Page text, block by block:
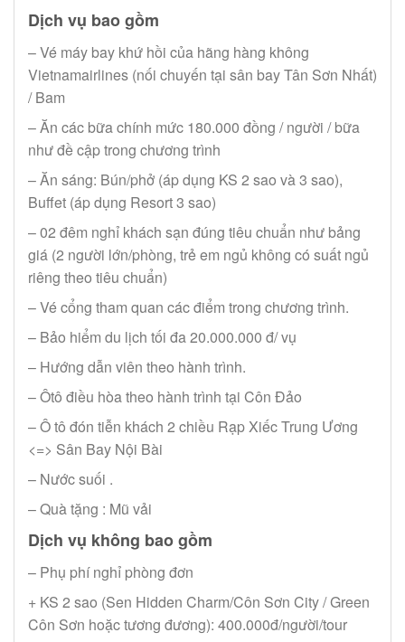
Dịch vụ bao gồm
– Vé máy bay khứ hồi của hãng hàng không
Vietnamairlines (nối chuyến tại sân bay Tân Sơn Nhất)
/ Bam
– Ăn các bữa chính mức 180.000 đồng / người / bữa
như đề cập trong chương trình
– Ăn sáng: Bún/phở (áp dụng KS 2 sao và 3 sao),
Buffet (áp dụng Resort 3 sao)
– 02 đêm nghỉ khách sạn đúng tiêu chuẩn như bảng
giá (2 người lớn/phòng, trẻ em ngủ không có suất ngủ
riêng theo tiêu chuẩn)
– Vé cổng tham quan các điểm trong chương trình.
– Bảo hiểm du lịch tối đa 20.000.000 đ/ vụ
– Hướng dẫn viên theo hành trình.
– Ôtô điều hòa theo hành trình tại Côn Đảo
– Ô tô đón tiễn khách 2 chiều Rạp Xiếc Trung Ương
<=> Sân Bay Nội Bài
– Nước suối .
– Quà tặng : Mũ vải
Dịch vụ không bao gồm
– Phụ phí nghỉ phòng đơn
+ KS 2 sao (Sen Hidden Charm/Côn Sơn City / Green
Côn Sơn hoặc tương đương): 400.000đ/người/tour